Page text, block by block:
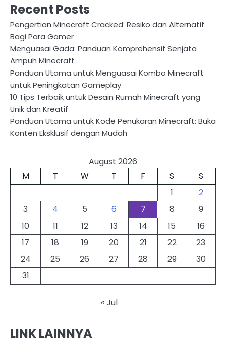
Recent Posts
Pengertian Minecraft Cracked: Resiko dan Alternatif
Bagi Para Gamer
Menguasai Gada: Panduan Komprehensif Senjata
Ampuh Minecraft
Panduan Utama untuk Menguasai Kombo Minecraft
untuk Peningkatan Gameplay
10 Tips Terbaik untuk Desain Rumah Minecraft yang
Unik dan Kreatif
Panduan Utama untuk Kode Penukaran Minecraft: Buka
Konten Eksklusif dengan Mudah
August 2026
M
T W T F S
S
1
2
3
4 5 6 7 8
9
10
11 12 13 14 15
16
17
18 19 20 21 22
23
24
25 26 27 28 29
30
31
« Jul
LINK LAINNYA